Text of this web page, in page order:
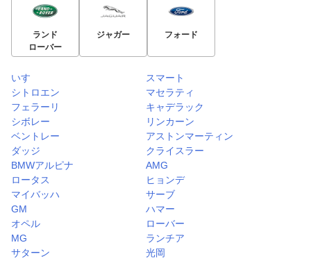
ランド
ローバー
ジャガー フォード
いすゞ
スマート
シトロエン
マセラティ
フェラーリ
キャデラック
シボレー
リンカーン
ベントレー
アストンマーティン
ダッジ
クライスラー
BMWアルピナ
AMG
ロータス
ヒョンデ
マイバッハ
サーブ
GM
ハマー
オペル
ローバー
MG
ランチア
サターン
光岡